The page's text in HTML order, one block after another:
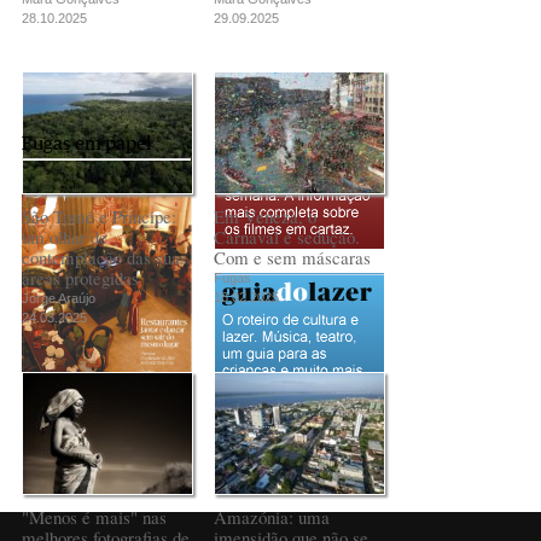
28.10.2025
29.09.2025
São Tomé e Príncipe:
um olhar de
contemplação das suas
áreas protegidas
Jorge Araújo
24.03.2025
Em Veneza, o
Carnaval é sedução.
Com e sem máscaras
Fugas
18.02.2025
"Menos é mais" nas
Amazónia: uma
Fugas em papel
PUB